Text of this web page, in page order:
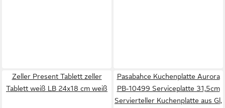
Zeller Present Tablett zeller
Tablett weiß LB 24x18 cm weiß
Pasabahce Kuchenplatte Aurora
PB-10499 Serviceplatte 31,5cm
Servierteller Kuchenplatte aus Gl,